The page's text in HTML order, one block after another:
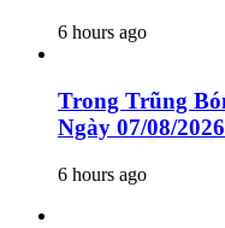
6 hours ago
Trong Trũng
Ngày 07/08/2026
6 hours ago